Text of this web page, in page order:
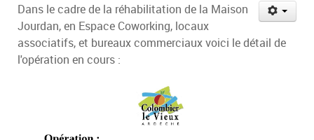
Dans le cadre de la réhabilitation de la Maison
Jourdan, en Espace Coworking, locaux
associatifs, et bureaux commerciaux voici le détail de
l'opération en cours :